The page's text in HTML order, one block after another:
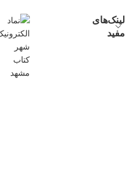
لینک‌های
مفید